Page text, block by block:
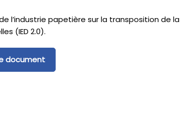
l’industrie papetière sur la transposition de la
(IED 2.0).
document